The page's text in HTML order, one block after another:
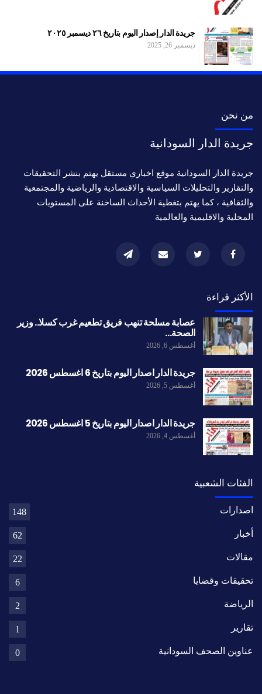
جريدة الدار إصدار اليوم بتاريخ ٢٦ ديسمبر ٢٠٢٥
ديسمبر 26, 2025
من نحن
جريدة الدار السودانية
جريدة الدار السودانية موقع اخباري مستقل يهتم بنشر التحقيقات
والتقارير والتحليلات السياسية والاقتصادية والرياضية والمجتمعية
والثقافية ، كما يهتم بتغطية الأحداث الساخنة على المستويات
المحلية والاقليمية والعالمية
الأكثر قراءة
عصابة مسلحة تنهب فريق تطعيم غرب كسلا.. وزير
الصحة…
أغسطس 6, 2026
جريدة الدار اصدار اليوم بتاريخ 6 اغسطس 2026
أغسطس 5, 2026
جريدة الدار اصدار اليوم بتاريخ 5 اغسطس 2026
أغسطس 4, 2026
الفئات الشعبية
اصدارات 148
أخبار 62
مقالات 22
تحقيقات وقضايا 6
الرياضة 2
تقارير 1
عناوين الصحف السودانية 0